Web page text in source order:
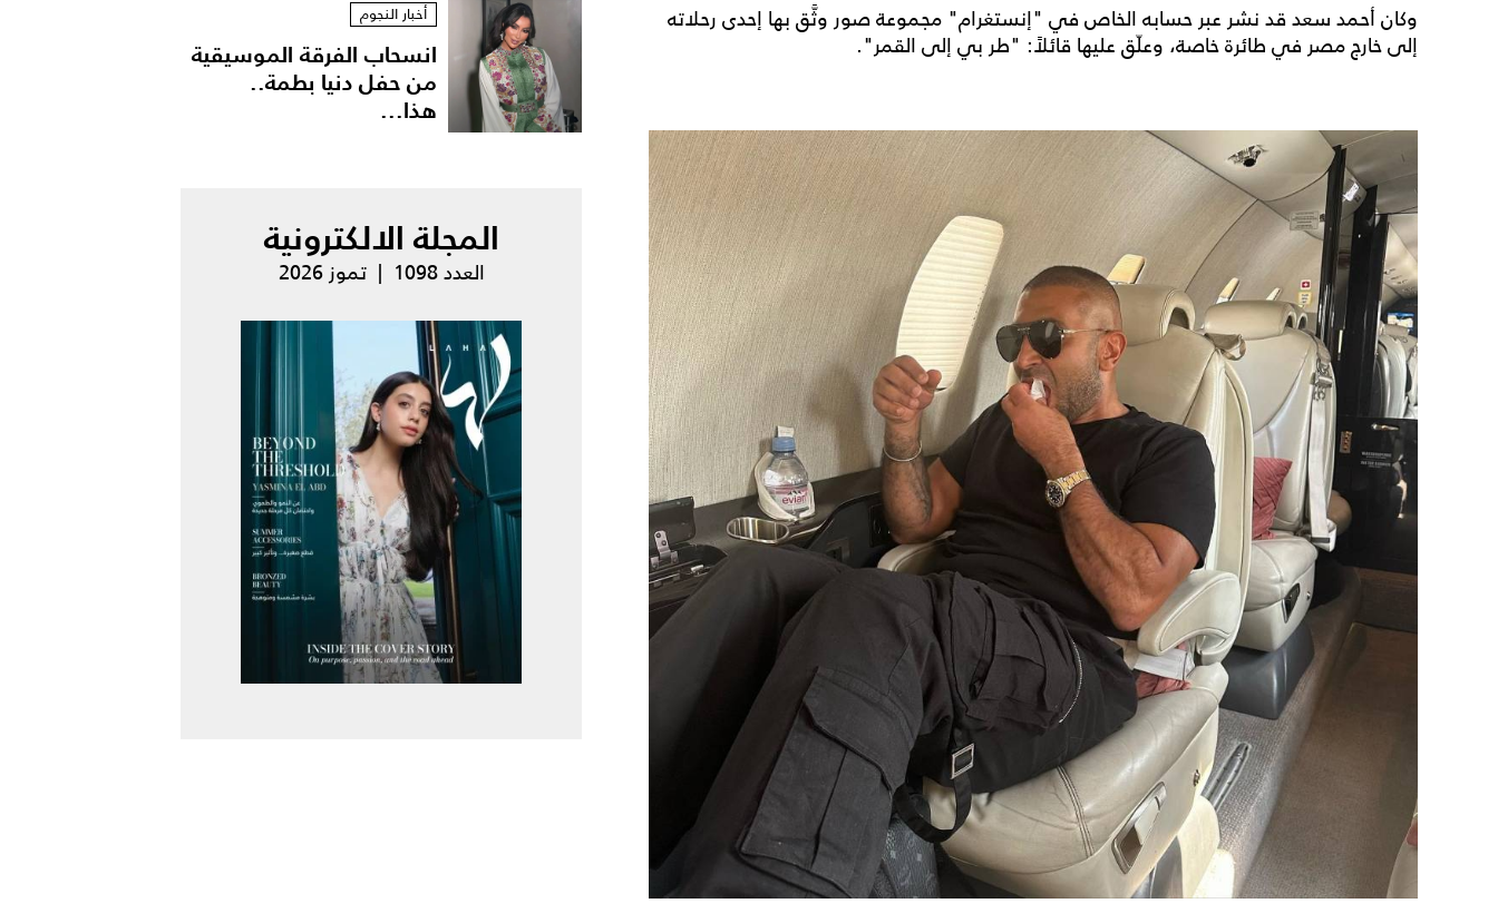
وكان أحمد سعد قد نشر عبر حسابه الخاص في "إنستغرام" مجموعة صور وثَّق بها إحدى رحلاته
إلى خارج مصر في طائرة خاصة، وعلّق عليها قائلاً: "طر بي إلى القمر".
أخبار النجوم
انسحاب الفرقة الموسيقية
من حفل دنيا بطمة..
هذا...
المجلة الالكترونية
العدد 1098 | تموز 2026